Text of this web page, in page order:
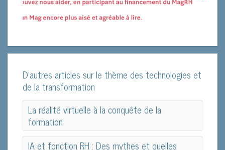
D'autres articles sur le thème des technologies et
de la transformation
La réalité virtuelle à la conquête de la
formation
La réalité virtuelle à la conquête de la
IA et fonction RH : Des mythes et quelles